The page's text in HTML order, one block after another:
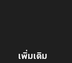
เพิ่มเติม